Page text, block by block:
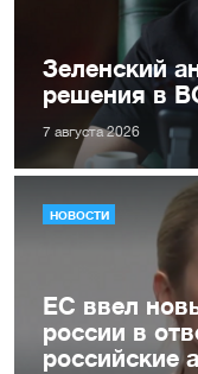
Зеленский
решения в
7 августа 2026
НОВОСТИ
ЕС ввел
россии в
российские